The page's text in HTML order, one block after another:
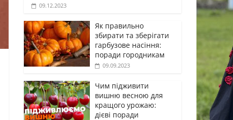
09.12.2023
Як правильно
збирати та зберігати
гарбузове насіння:
поради городникам
09.09.2023
Чим підживити
вишню весною для
кращого урожаю:
дієві поради